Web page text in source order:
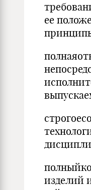
ее
изделий